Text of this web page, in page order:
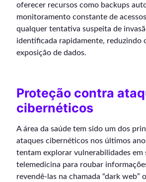
oferecer recursos como backups
monitoramento constante de
qualquer tentativa suspeita de
identificada rapidamente, reduzindo
exposição de dados.
Proteção contra
cibernéticos
A área da saúde tem sido um dos
ataques cibernéticos nos últimos
tentam explorar vulnerabilidades em
telemedicina para roubar
revendê-las na chamada “dark web”